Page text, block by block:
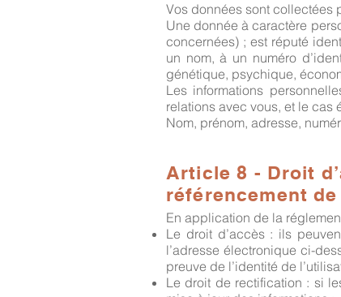
Vos données sont collectées
Une donnée à caractère
concernées) ; est réputé
un nom, à un numéro
génétique, psychique,
Les informations
relations avec vous, et le cas
Nom, prénom, adresse,
Article 8 - Droit
référencement
En application de la
Le droit d’accès : ils
l’adresse électronique ci-
preuve de l’identité de
Le droit de rectification : si